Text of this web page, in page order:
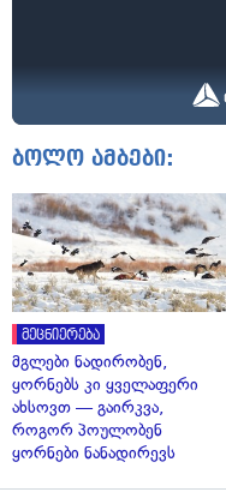
ბოლო ამბები:
მეცნიერება
მგლები ნადირობენ,
ყორნებს კი ყველაფერი
ახსოვთ — გაირკვა,
როგორ პოულობენ
ყორნები ნანადირევს